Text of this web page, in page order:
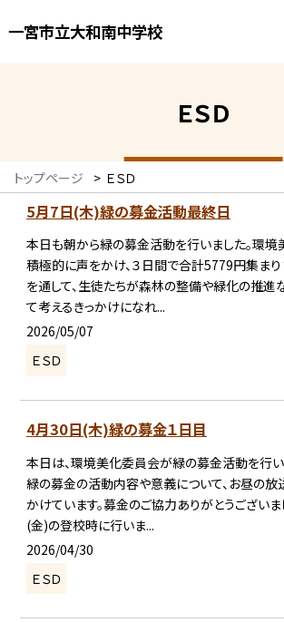
一宮市立大和南中学校
ＥＳＤ
トップページ > ＥＳＤ
5月7日(木)緑の募金活動最終日
本日も朝から緑の募金活動を行いました。環
積極的に声をかけ、３日間で合計5779円集まり
を通して、生徒たちが森林の整備や緑化の推進
て考えるきっかけになれ...
2026/05/07
ＥＳＤ
4月30日(木)緑の募金１日目
本日は、環境美化委員会が緑の募金活動を行い
緑の募金の活動内容や意義について、お昼の
かけています。募金のご協力ありがとうござい
(金)の登校時に行いま...
2026/04/30
ＥＳＤ